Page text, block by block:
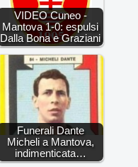
VIDEO Cuneo -
Mantova 1-0: espulsi
Dalla Bona e Graziani
Funerali Dante
Micheli a Mantova,
indimenticata…